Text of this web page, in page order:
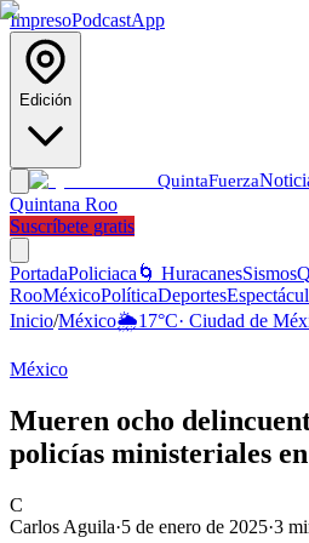
ImpresoPodcastApp
Edición
QuintaFuerza
Quintana Roo
Suscríbete gratis
PortadaPoliciaca 🌀 HuracanesSismos
RooMéxicoPolíticaDeportes
Inicio/México🌦️17°C· Ciudad de
México
Mueren ocho
policías ministeriales
C
Carlos Aguila·5 de enero de 2025·3